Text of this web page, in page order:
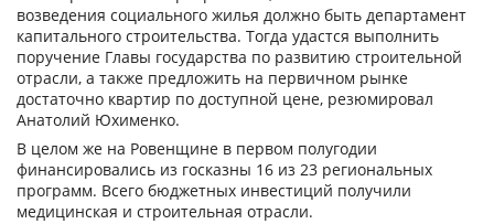
возведения социального жилья должно быть департамент
капитального строительства. Тогда удастся выполнить
поручение Главы государства по развитию строительной
отрасли, а также предложить на первичном рынке
достаточно квартир по доступной цене, резюмировал
Анатолий Юхименко.
В целом же на Ровенщине в первом полугодии
финансировались из госказны 16 из 23 региональных
программ. Всего бюджетных инвестиций получили
медицинская и строительная отрасли.